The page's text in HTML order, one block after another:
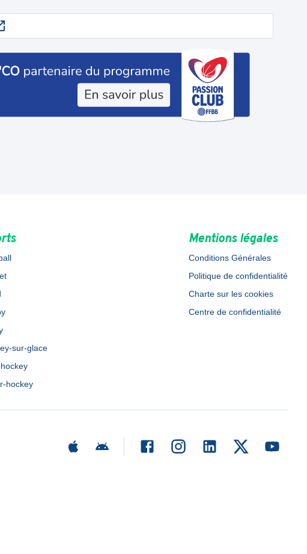
sur-glace
hockey
Mentions légales
Conditions Générales
Politique de confidentialité
Charte sur les cookies
Centre de confidentialité